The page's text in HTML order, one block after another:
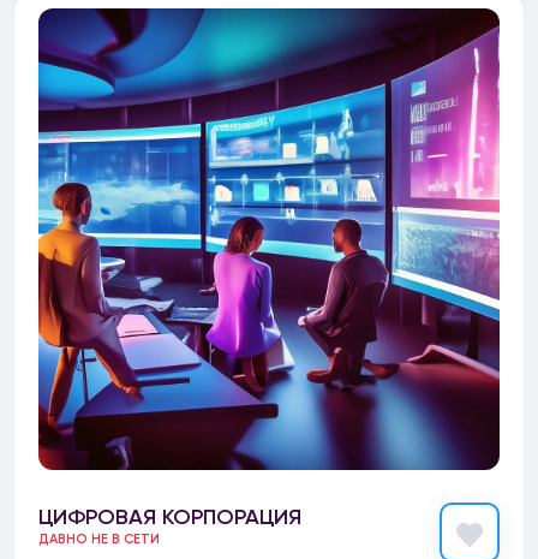
ЦИФРОВАЯ КОРПОРАЦИЯ
ДАВНО НЕ В СЕТИ